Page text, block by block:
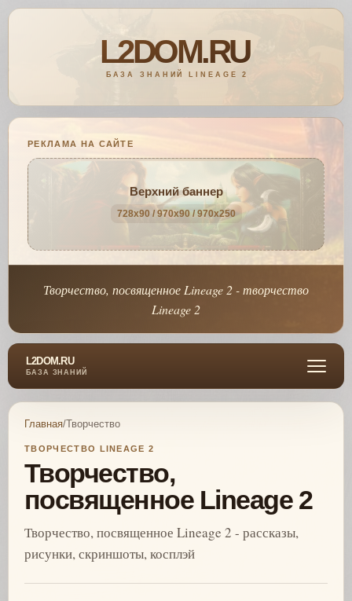
РЕКЛАМА НА САЙТЕ
Верхний баннер
728x90 / 970x90 / 970x250
Творчество, посвященное Lineage 2 - творчество
Lineage 2
L2DOM.RU
БАЗА ЗНАНИЙ
Главная/Творчество
ТВОРЧЕСТВО LINEAGE 2
Творчество,
посвященное Lineage 2
Творчество, посвященное Lineage 2 - рассказы,
рисунки, скриншоты, косплэй